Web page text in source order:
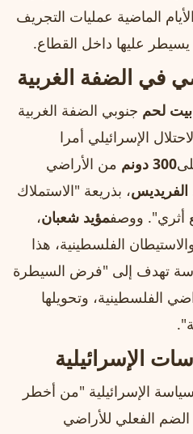
الماضية عمليات التجريف
عليها داخل القطاع.
في الضفة الغربية
بيت لحم جنوبي الضفة الغربية
الإسرائيلي أمرا
300 دونم
من الأراضي
، بذريعة "الاستملاك
أثري". ووصفمؤيد شعبان،
الفلسطينية، هذا
تهدف إلى "فرض السيطرة
الفلسطينية، وتحويلها
الإسرائيلية
الإسرائيلية "من أخطر
الفعلي للأراضي